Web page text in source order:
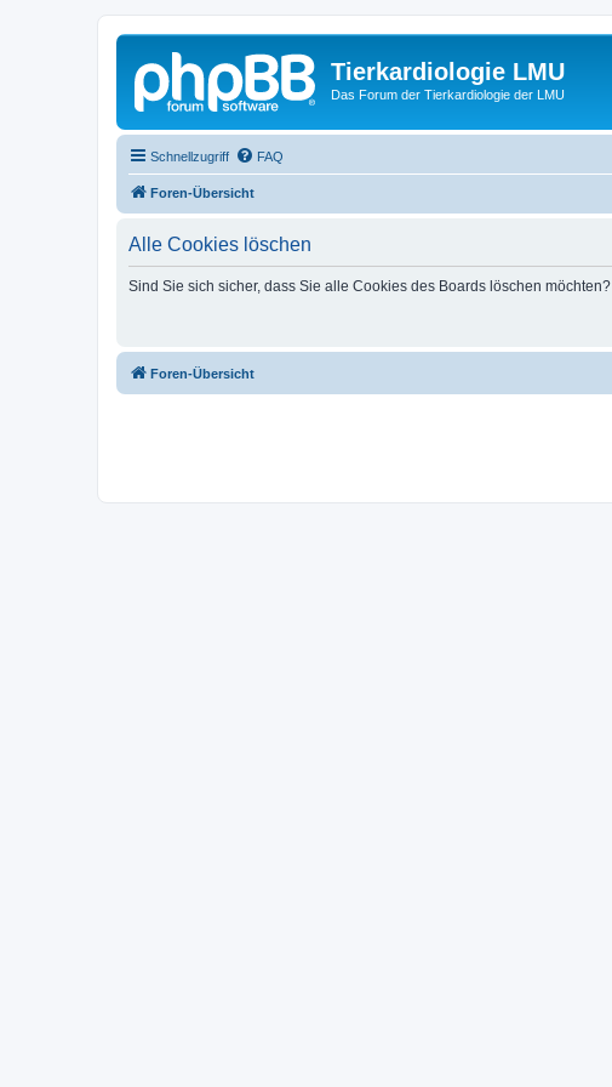
Tierkardiologie LMU
Das Forum der Tierkardiologie der LMU
Schnellzugriff FAQ
Foren-Übersicht
Alle Cookies löschen
Sind Sie sich sicher, dass Sie alle Cookies des Boards löschen möchten?
Foren-Übersicht